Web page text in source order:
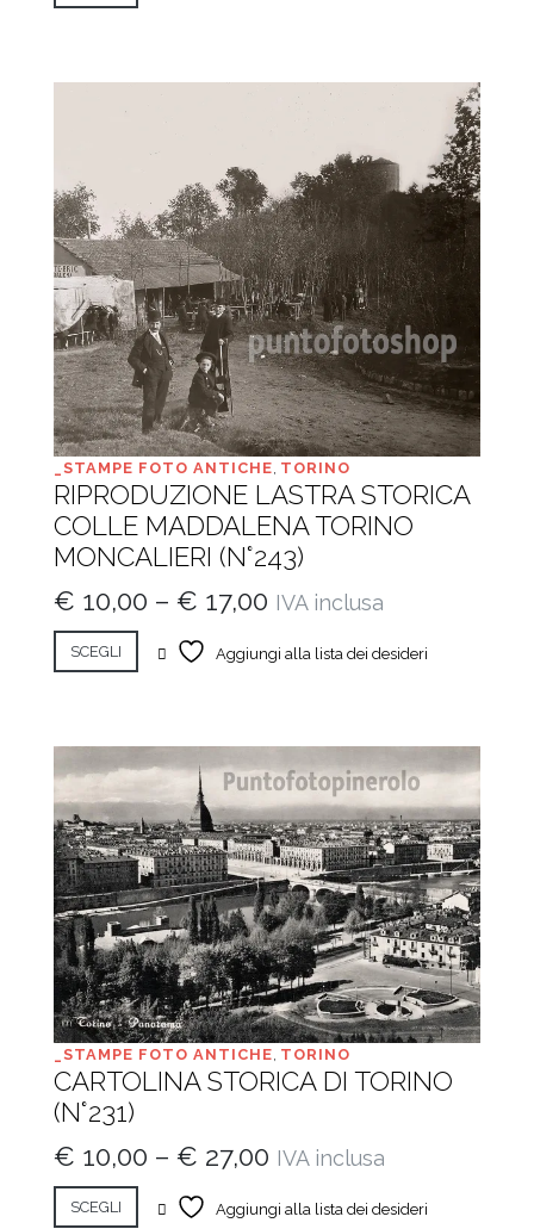
_STAMPE FOTO ANTICHE TORINO
RIPRODUZIONE LASTRA STORICA
COLLE MADDALENA TORINO
MONCALIERI (N°243)
€ 10,00 – € 17,00 IVA inclusa
SCEGLI Aggiungi alla lista dei desideri
_STAMPE FOTO ANTICHE TORINO
CARTOLINA STORICA DI TORINO
(N°231)
€ 10,00 – € 27,00 IVA inclusa
SCEGLI Aggiungi alla lista dei desideri